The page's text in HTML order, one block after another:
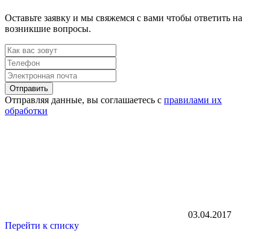
Оставьте заявку и мы свяжемся с вами чтобы ответить на
возникшие вопросы.
Отправить
Отправляя данные, вы соглашаетесь с правилами их
обработки
03.04.2017
Перейти к списку